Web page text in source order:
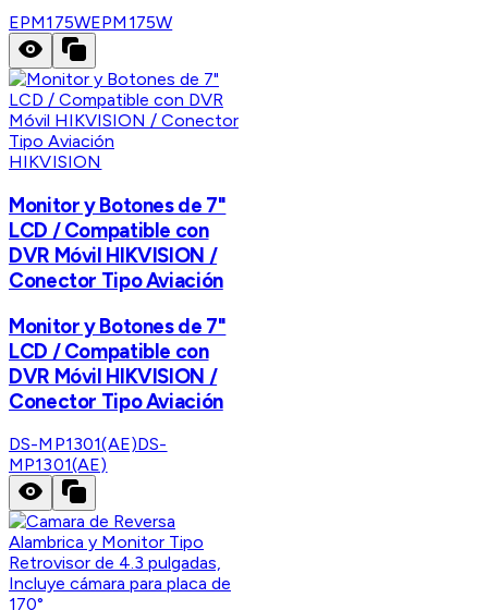
EPM175WEPM175W
HIKVISION
Monitor y Botones de 7"
LCD / Compatible con
DVR Móvil HIKVISION /
Conector Tipo Aviación
Monitor y Botones de 7"
LCD / Compatible con
DVR Móvil HIKVISION /
Conector Tipo Aviación
DS-MP1301(AE)DS-
MP1301(AE)